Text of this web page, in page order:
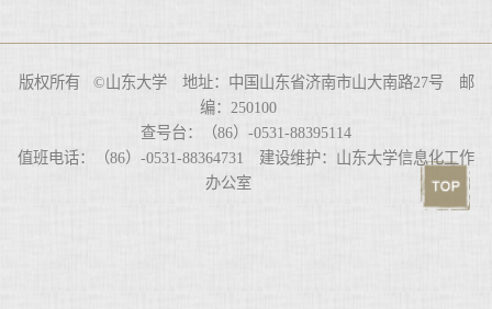
版权所有 ©山东大学 地址：中国山东省济南市山大南路27号 邮
编：250100
查号台：（86）-0531-88395114
值班电话：（86）-0531-88364731 建设维护：山东大学信息化工作
办公室